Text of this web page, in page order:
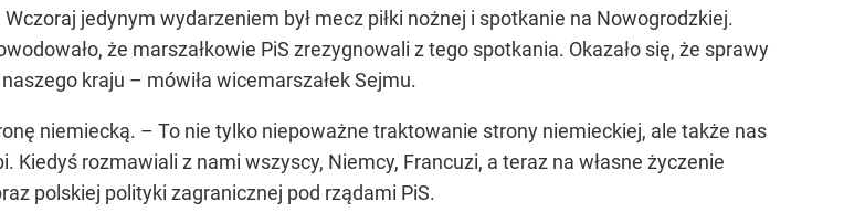
jedynym wydarzeniem był mecz piłki nożnej i spotkanie na Nowogrodzkiej.
że marszałkowie PiS zrezygnowali z tego spotkania. Okazało się, że sprawy
kraju – mówiła wicemarszałek Sejmu.
niemiecką. – To nie tylko niepoważne traktowanie strony niemieckiej, ale także nas
Kiedyś rozmawiali z nami wszyscy, Niemcy, Francuzi, a teraz na własne życzenie
polskiej polityki zagranicznej pod rządami PiS.